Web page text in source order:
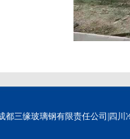
都三缘玻璃钢有限责任公司|四川